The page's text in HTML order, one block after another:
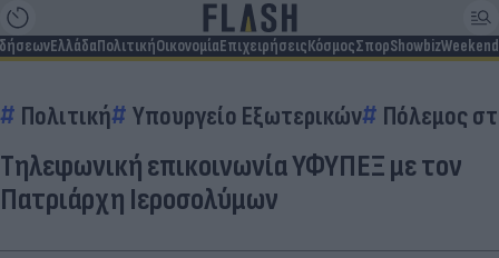
ΕλλάδαΠολιτικήΟικονομίαΕπιχειρήσειςΚόσμοςΣπορShowbizWeekend
Πολιτική Υπουργείο Εξωτερικών Πόλεμος
Τηλεφωνική επικοινωνία ΥΦΥΠΕΞ με τον
Πατριάρχη Ιεροσολύμων